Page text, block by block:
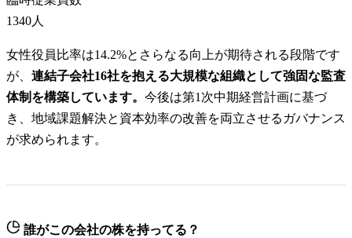
1340人
女性役員比率は14.2%とさらなる向上が期待される段階です
が、 連結子会社16社を抱える大規模な組織として強固な監査
体制を構築しています。 今後は第1次中期経営計画に基づ
き、地域課題解決と資本効率の改善を両立させるガバナンス
が求められます。
誰がこの会社の株を持ってる？